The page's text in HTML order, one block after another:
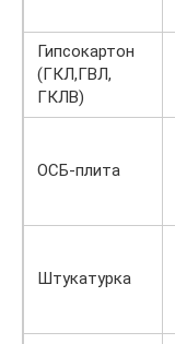
Гипсокартон
(ГКЛ,ГВЛ,
ГКЛВ)
ОСБ-плита
Штукатурка